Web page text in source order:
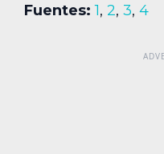
Fuentes: 1, 2, 3, 4